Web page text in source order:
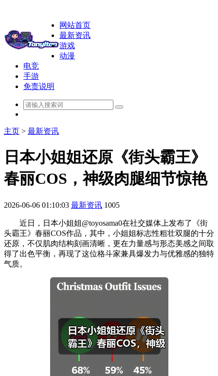
网站首页
最新资讯
游戏
动漫
电竞
手游
免责说明
主页 > 最新资讯
日本小姐姐还原《街头霸王》
春丽COS，神级肉腿细节惊艳
2026-06-06 01:10:03 最新资讯 1005
近日，日本小姐姐@toyosama0在社交媒体上发布了《街
头霸王》春丽COS作品，其中，小姐姐标志性粗壮双腿的十分
还原，不仅肌肉结构刻画清晰，更在力量感与形态美感之间取
得了出色平衡，再现了这位格斗家兼具爆发力与优雅感的独特
气质。